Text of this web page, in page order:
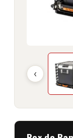
‹